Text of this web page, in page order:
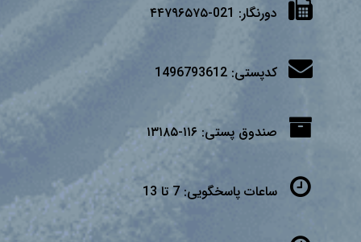
دورنگار: 021-۴۴۷۹۶۵۷۵
کدپستی: 1496793612
صندوق پستی: ۱۱۶-۱۳۱۸۵
ساعات پاسخگویی: 7 تا 13